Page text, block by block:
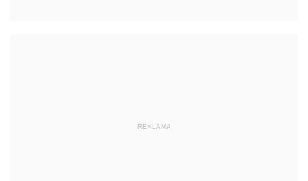
REKLAMA